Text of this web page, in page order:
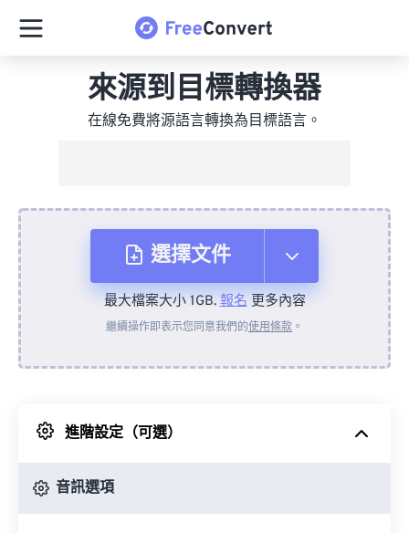
來源到目標轉換器
在線免費將源語言轉換為目標語言。
選擇文件
來自裝置
來自 Google 雲端硬碟
最大檔案大小 1GB.報名更多內容
繼續操作即表示您同意我們的使用條款 。
進階設定（可選）
音訊選項